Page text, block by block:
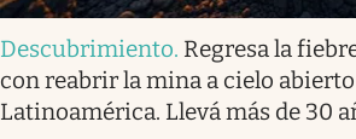
Descubrimiento. Regresa la
con reabrir la mina a cielo
Latinoamérica. Llevá más de 30